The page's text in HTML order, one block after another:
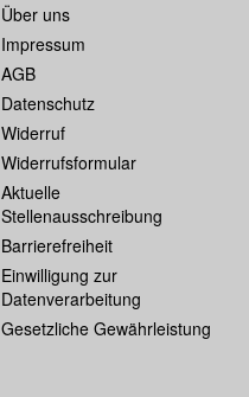
Über uns
Impressum
AGB
Datenschutz
Widerruf
Widerrufsformular
Aktuelle
Stellenausschreibung
Barrierefreiheit
Einwilligung zur
Datenverarbeitung
Gesetzliche Gewährleistung